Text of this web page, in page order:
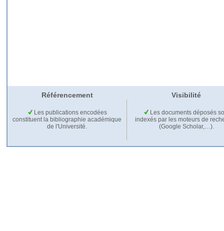
Référencement Visibilité
Les publications encodées
constituent la bibliographie académique
de l'Université.
Les documents déposés
indexés par les moteurs de
(Google Scholar,…).